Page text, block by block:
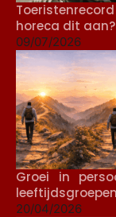
horeca dit aan?
09/07/2026
Groei in
leeftijdsgroepen
20/04/2026